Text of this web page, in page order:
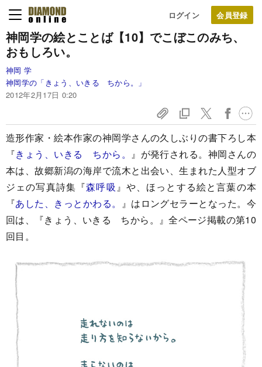
ログイン
神岡学の絵とことば【10】 でこぼこのみち、
おもしろい。
神岡 学
神岡学の「きょう、いきる ちから。」
2012年2月17日 0:20
造形作家・絵本作家の神岡学さんの久しぶりの書下ろし本
『きょう、いきる ちから。 』が発行される。神岡さんの
本は、故郷新潟の海岸で流木と出会い、生まれた人型オブ
ジェの写真詩集『森呼吸 』や、ほっとする絵と言葉の本
『あした、きっとかわる。
』はロングセラーとなった。今
回は、『きょう、いきる ちから。』全ページ掲載の第10
回目。